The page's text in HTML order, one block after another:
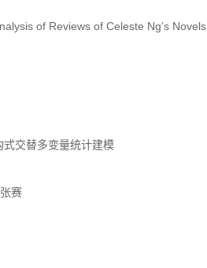
of Reviews of Celeste Ng’s Novels
交替多变量统计建模
赛